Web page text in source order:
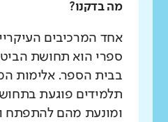
מה בדקנו?
אחד המרכיבים
ספרי הוא תחושת
בבית הספר. אלימות
תלמידים פוגעת
ומונעת מהם להתפתח